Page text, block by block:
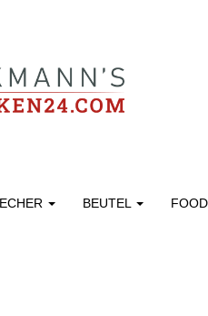
BEUTEL FOOD